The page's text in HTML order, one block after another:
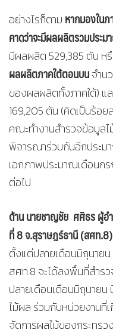
อย่างไรก็ตาม หากมองใน
คาดว่าจะมีผลผลิตรวมประ
มีผลผลิต 529,385 ตัน ห
ผลผลิตภาคใต้ตอนบนจำน
ของผลผลิตทั้งภาคใต้) แ
169,205 ตัน (คิดเป็นร้อ
คณะทำงานสำรวจข้อมูล
พิจารณาร่วมกันอีกประม
เอกภาพประมาณเดือนกร
ต่อไป
ด้าน นายชาญชัย ศศิธร ผู้อ
ที่ 8 จ.สุราษฎร์ธานี (สศท.8)
ตั้งแต่ปลายเดือนมิถุนาย
สศท.8 จะได้ลงพื้นที่สำร
ปลายเดือนเดือนมิถุนายน
ไม้ผล ร่วมกับหน่วยงานที่
จัดการผลไม้ของกระทร